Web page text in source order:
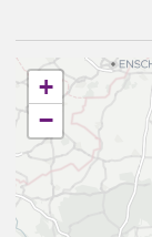
+
−